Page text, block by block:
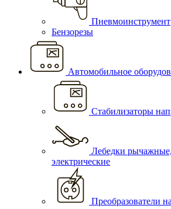
Пневмоинструмент
Бензорезы
Автомобильное
Стабилизаторы
Лебедки
электрические
Преобразователи